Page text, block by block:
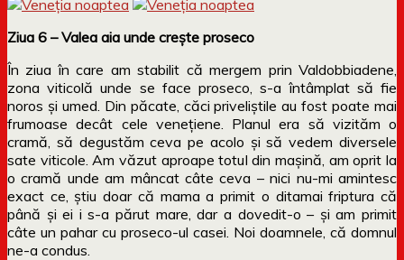
Ziua 6 – Valea aia unde crește proseco
În ziua în care am stabilit că mergem prin Valdobbiadene,
zona viticolă unde se face proseco, s-a întâmplat să fie
noros și umed. Din păcate, căci priveliștile au fost poate mai
frumoase decât cele venețiene. Planul era să vizităm o
cramă, să degustăm ceva pe acolo și să vedem diversele
sate viticole. Am văzut aproape totul din mașină, am oprit la
o cramă unde am mâncat câte ceva – nici nu-mi amintesc
exact ce, știu doar că mama a primit o ditamai friptura că
până și ei i s-a părut mare, dar a dovedit-o – și am primit
câte un pahar cu proseco-ul casei. Noi doamnele, că domnul
ne-a condus.